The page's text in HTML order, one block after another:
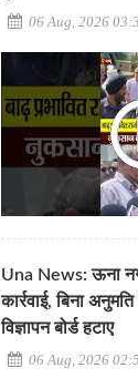
06 Aug, 2026
Una News: ऊना
कार्रवाई, बिना
विज्ञापन बोर्ड हटाए
06 Aug, 2026